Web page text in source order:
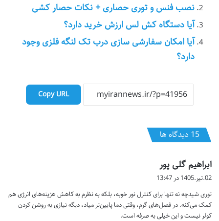
نصب فنس و توری حصاری + نکات حصار کشی
آیا دستگاه کش لس ارزش خرید دارد؟
آیا امکان سفارشی سازی درب تک لنگه فلزی وجود
دارد؟
Copy URL
‫15 دیدگاه ها
ابراهیم گلی پور
ف
:
02.تیر.1405 در 13:47
توری شیدچه نه تنها برای کنترل نور خوبه، بلکه به نظرم به کاهش هزینه‌های انرژی هم
کمک می‌کنه. در فصل‌های گرم، وقتی دما پایین‌تر میاد، دیگه نیازی به روشن کردن
کولر نیست و این خیلی به صرفه است.